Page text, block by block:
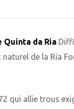
Quinta da Ria
de la Ria
qui allie trous